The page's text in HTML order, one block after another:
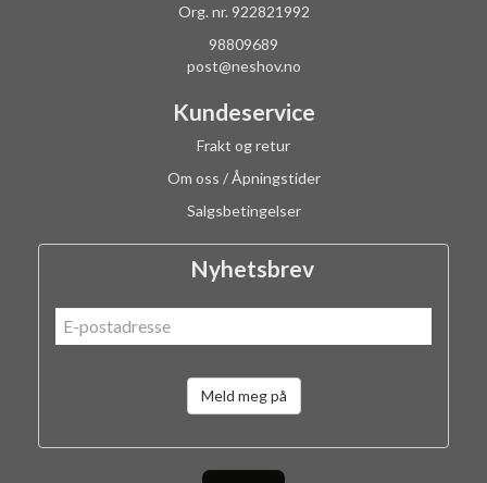
Org. nr. 922821992
98809689
post@neshov.no
Kundeservice
Frakt og retur
Om oss / Åpningstider
Salgsbetingelser
Nyhetsbrev
Meld meg på